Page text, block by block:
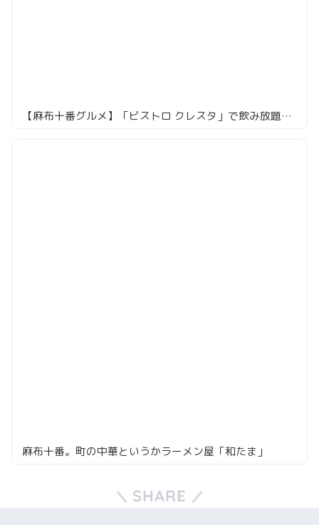
【麻布十番グルメ】「ビストロ クレスタ」で飲み放題付きパエリア！隠れ個室で楽しむスペイン料理
麻布十番。町の中華というかラーメン屋「和たま」
SHARE